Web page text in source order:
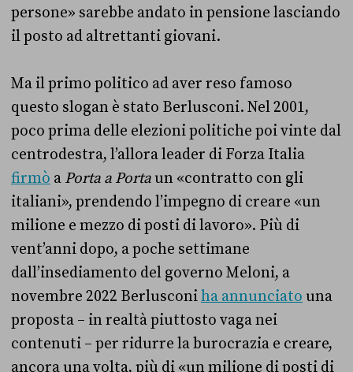
persone» sarebbe andato in pensione lasciando
il posto ad altrettanti giovani.
Ma il primo politico ad aver reso famoso
questo slogan è stato Berlusconi. Nel 2001,
poco prima delle elezioni politiche poi vinte dal
centrodestra, l’allora leader di Forza Italia
firmò a Porta a Portaun «contratto con gli
italiani», prendendo l’impegno di creare «un
milione e mezzo di posti di lavoro». Più di
vent’anni dopo, a poche settimane
dall’insediamento del governo Meloni, a
novembre 2022 Berlusconiha annunciato una
proposta – in realtà piuttosto vaga nei
contenuti – per ridurre la burocrazia e creare,
ancora una volta, più di «un milione di posti di